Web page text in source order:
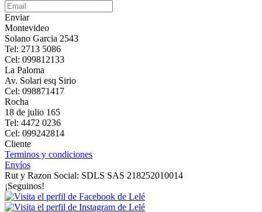
Enviar
Montevideo
Solano Garcia 2543
Tel: 2713 5086
Cel: 099812133
La Paloma
Av. Solari esq Sirio
Cel: 098871417
Rocha
18 de julio 165
Tel: 4472 0236
Cel: 099242814
Cliente
Terminos y condiciones
Envíos
Rut y Razon Social: SDLS SAS 218252010014
¡Seguinos!